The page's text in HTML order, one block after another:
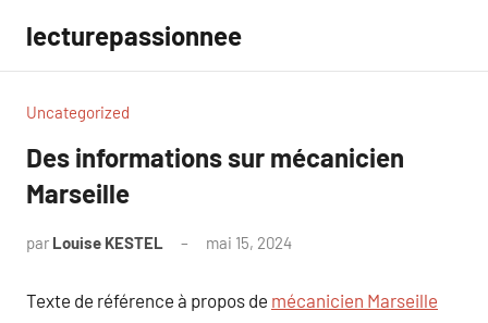
contenu
lecturepassionnee
Uncategorized
Des informations sur mécanicien
Marseille
par Louise KESTEL mai 15, 2024
Texte de référence à propos de mécanicien Marseille